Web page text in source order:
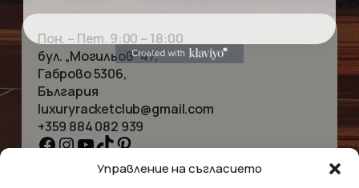
Управление на съгласието
Пон. – Пет. 9:00 – 18:00
бул. „Могильов“ 47,
Габрово 5306,
България
luxuryracketclub@gmail.com
+359 884 082 939
Facebook
Instagram
YouTube
TikTok
Pinterest